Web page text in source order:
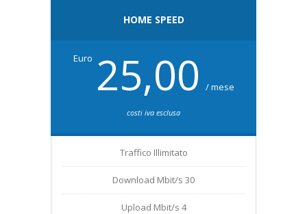
HOME SPEED
Euro 25,00 / mese
costi iva esclusa
Traffico Illimitato
Download Mbit/s 30
Upload Mbit/s 4